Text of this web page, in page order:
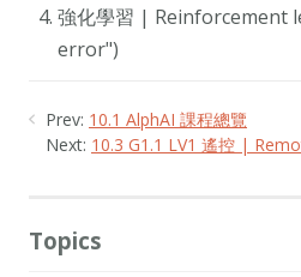
強化學習 | Reinforcement
error")
Prev: 10.1 AlphAI 課程總覽
Next: 10.3 G1.1 LV1 遙控 |
Topics